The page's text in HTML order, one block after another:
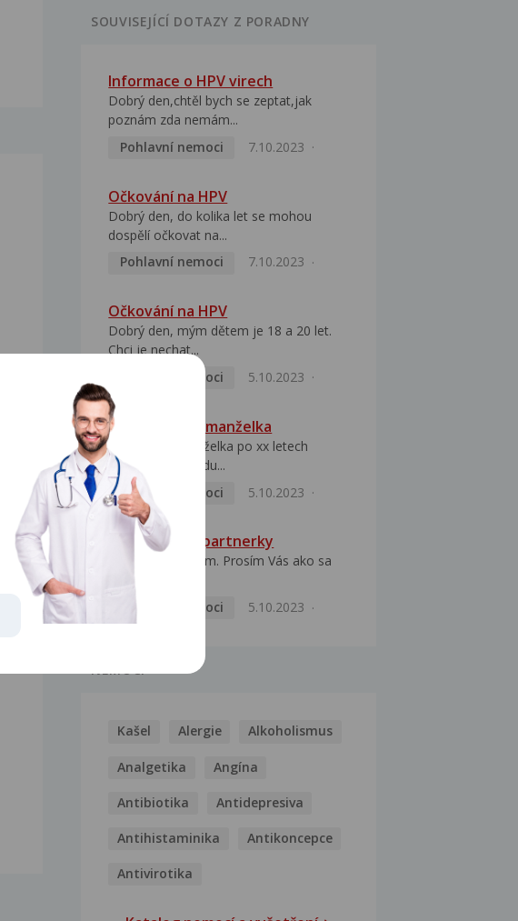
SOUVISEJÍCÍ DOTAZY Z PORADNY
Informace o HPV virech
Dobrý den,chtěl bych se zeptat,jak
poznám zda nemám...
Pohlavní nemoci
7.10.2023
Očkování na HPV
Dobrý den, do kolika let se mohou
dospělí očkovat na...
Pohlavní nemoci
7.10.2023
Očkování na HPV
Dobrý den, mým dětem je 18 a 20 let.
Chci je nechat...
Pohlavní nemoci
5.10.2023
HPV pozitivní manželka
Dobrý den, manželka po xx letech
přivezla z Východu...
Pohlavní nemoci
5.10.2023
HPV typ 52 u partnerky
Dobrý deň prajem. Prosím Vás ako sa
Pohlavní nemoci
5.10.2023
NEMOCI
Kašel Alergie Alkoholismus
Analgetika Angína
Antibiotika Antidepresiva
Antihistaminika Antikoncepce
Antivirotika